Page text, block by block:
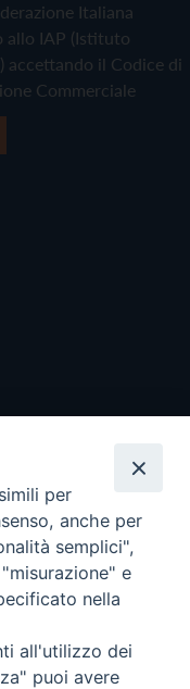
Italiana
allo IAP (Istituto
il Codice di
Commerciale
riservati - Vita
per
anche per
semplici",
e
nella
all'utilizzo dei
puoi avere